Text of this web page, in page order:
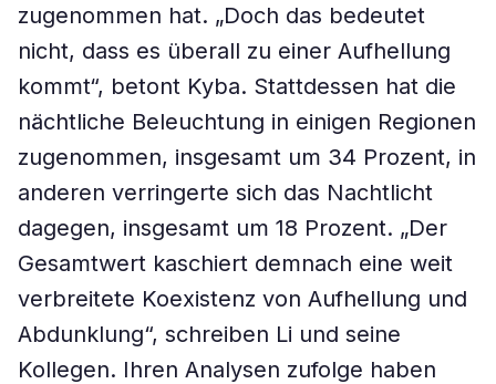
zugenommen hat. „Doch das bedeutet
nicht, dass es überall zu einer Aufhellung
kommt“, betont Kyba. Stattdessen hat die
nächtliche Beleuchtung in einigen Regionen
zugenommen, insgesamt um 34 Prozent, in
anderen verringerte sich das Nachtlicht
dagegen, insgesamt um 18 Prozent. „Der
Gesamtwert kaschiert demnach eine weit
verbreitete Koexistenz von Aufhellung und
Abdunklung“, schreiben Li und seine
Kollegen. Ihren Analysen zufolge haben